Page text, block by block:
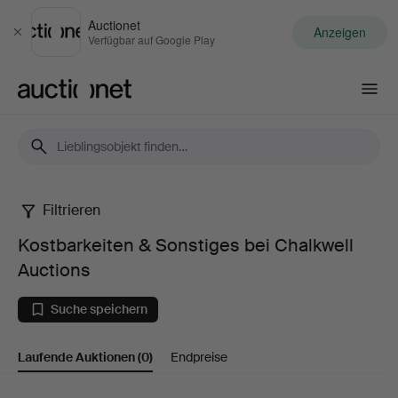
Schließen
Auctionet
Verfügbar auf Google Play Anzeigen
Kostbarkeiten
Sonstiges
bei
Filtrieren
Kostbarkeiten & Sonstiges bei Chalkwell
Auctions
Suche speichern
Laufende Auktionen(0) Endpreise